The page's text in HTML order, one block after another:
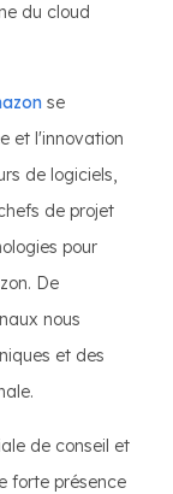
du cloud
se
et l'innovation
de logiciels,
de projet
pour
De
nous
et des
de conseil et
forte présence